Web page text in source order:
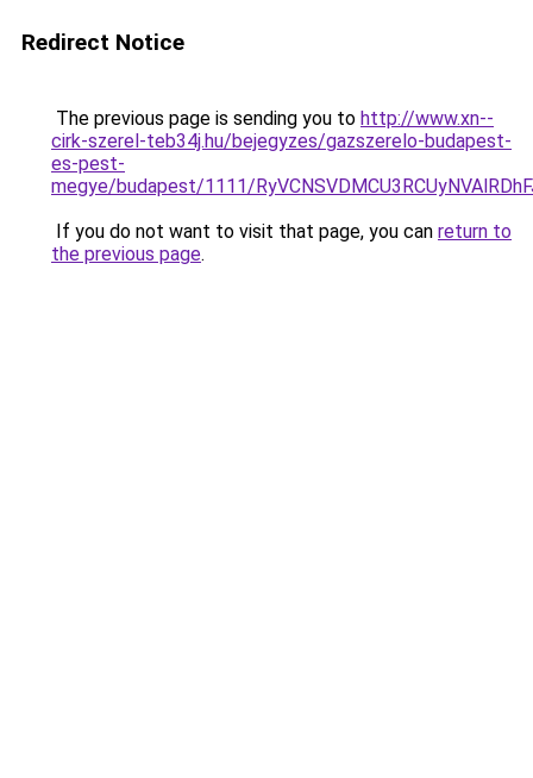
Redirect Notice
The previous page is sending you to http://www.xn--
cirk-szerel-teb34j.hu/bejegyzes/gazszerelo-budapest-
es-pest-
megye/budapest/1111/
If you do not want to visit that page, you can return to
the previous page.